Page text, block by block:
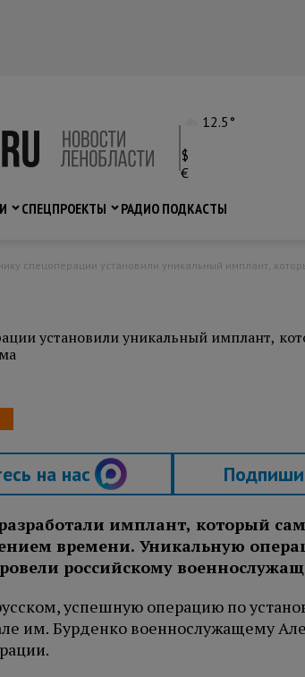
12.5°
$
€
СПЕЦПРОЕКТЫ РАДИО ПОДКАСТЫ
установили уникальный имплант,
на нас
имплант, который сам
времени. Уникальную
российскому
успешную операцию по
им. Бурденко военнослужащему